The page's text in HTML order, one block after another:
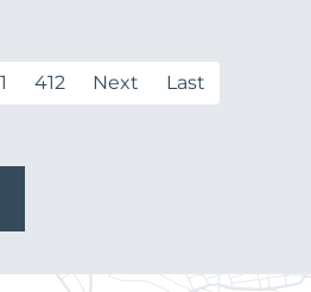
412 Next Last